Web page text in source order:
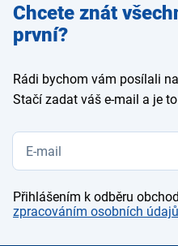
Zadejte
e-mail
Chcete znát
první?
Rádi bychom vám posílali
Stačí zadat váš e-mail a je
Přihlášením k odběru
zpracováním osobních údajů